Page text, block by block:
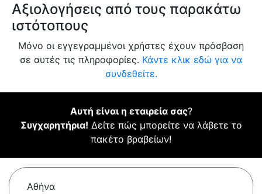
Αξιολογήσεις από τους παρακάτω
ιστότοπους
Μόνο οι εγγεγραμμένοι χρήστες έχουν πρόσβαση
σε αυτές τις πληροφορίες. Κάντε κλικ εδώ για να
συνδεθείτε.
Αυτή είναι η εταιρεία σας?
Συγχαρητήρια! Δείτε πώς μπορείτε να λάβετε το
πακέτο βραβείων!
Αθήνα